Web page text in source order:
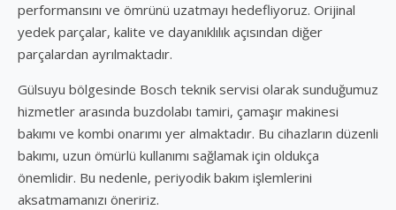
performansını ve ömrünü uzatmayı hedefliyoruz. Orijinal
yedek parçalar, kalite ve dayanıklılık açısından diğer
parçalardan ayrılmaktadır.
Gülsuyu bölgesinde Bosch teknik servisi olarak sunduğumuz
hizmetler arasında buzdolabı tamiri, çamaşır makinesi
bakımı ve kombi onarımı yer almaktadır. Bu cihazların düzenli
bakımı, uzun ömürlü kullanımı sağlamak için oldukça
önemlidir. Bu nedenle, periyodik bakım işlemlerini
aksatmamanızı öneririz.